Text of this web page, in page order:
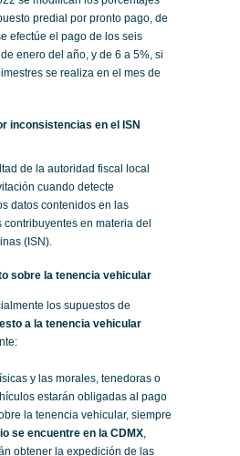
predial por pronto pago, de
efectúe el pago de los seis
enero del año, y de 6 a 5%, si
se realiza en el mes de
inconsistencias en el ISN
de la autoridad fiscal local
cuando detecte
datos contenidos en las
en materia del
(ISN).
sobre la tenencia vehicular
los supuestos de
a la tenencia vehicular
y las morales, tenedoras o
estarán obligadas al pago
la tenencia vehicular, siempre
se encuentre en la CDMX,
obtener la expedición de las